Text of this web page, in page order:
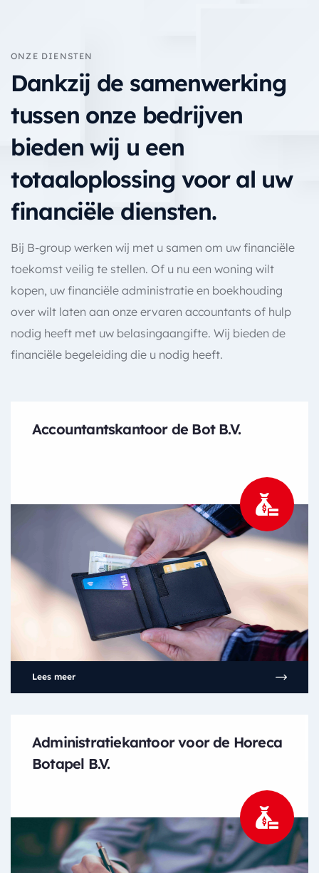
ONZE DIENSTEN
Dankzij de samenwerking
tussen onze bedrijven
bieden wij u een
totaaloplossing voor al uw
financiële diensten.
Bij B-group werken wij met u samen om uw financiële
toekomst veilig te stellen. Of u nu een woning wilt
kopen, uw financiële administratie en boekhouding
over wilt laten aan onze ervaren accountants of hulp
nodig heeft met uw belasingaangifte. Wij bieden de
financiële begeleiding die u nodig heeft.
Accountantskantoor de Bot B.V.
Lees meer
Administratiekantoor voor de Horeca
Botapel B.V.